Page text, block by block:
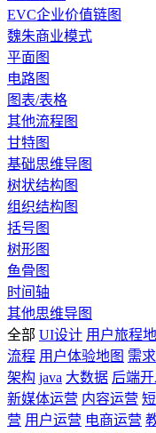
EVC企业价值链图
魏朱商业模式
平面图
电路图
图表/表格
其他流程图
甘特图
基础思维导图
树状结构图
组织结构图
括号图
树形图
鱼骨图
时间轴
其他思维导图
全部 UI设计 用户旅程
流程 用户体验地图 需
架构 java 大数据 后端
新媒体运营 内容运营
营 用户运营 电商运营